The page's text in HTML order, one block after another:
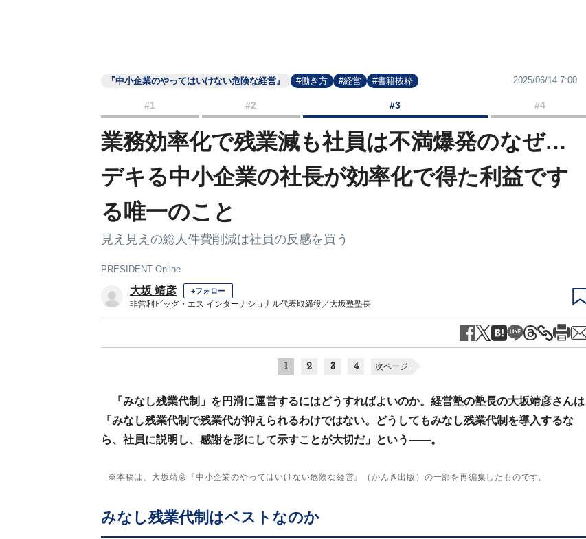
『中小企業のやってはいけない危険な経営』 #働き方 #経営 #書籍抜粋 2025/06/14 7:00
#1 #2 #3 #4
業務効率化で残業減も社員は不満爆発のなぜ…
デキる中小企業の社長が効率化で得た利益です
る唯一のこと
見え見えの総人件費削減は社員の反感を買う
PRESIDENT Online
大坂 靖彦 +フォロー
非営利ビッグ・エス インターナショナル代表取締役／大坂塾塾長
1 2 3 4 次ページ
「みなし残業代制」を円滑に運営するにはどうすればよいのか。経営塾の塾長の大坂靖彦さんは
「みなし残業代制で残業代が抑えられるわけではない。どうしてもみなし残業代制を導入するな
ら、社員に説明し、感謝を形にして示すことが大切だ」という――。
※本稿は、大坂靖彦『中小企業のやってはいけない危険な経営』（かんき出版）の一部を再編集したものです。
みなし残業代制はベストなのか